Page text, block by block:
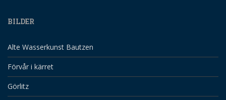
BILDER
Alte Wasserkunst Bautzen
Förvår i kärret
Görlitz